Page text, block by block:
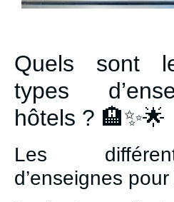
Quels sont
types
hôtels ? 🏨✨🌟
Les
d’enseignes